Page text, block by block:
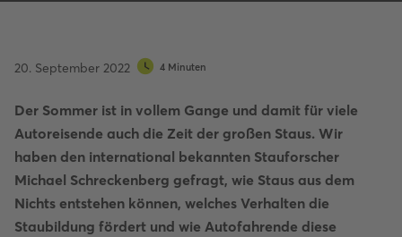
20. September 2022 4 Minuten
Der Sommer ist in vollem Gange und damit für viele
Autoreisende auch die Zeit der großen Staus. Wir
haben den international bekannten Stauforscher
Michael Schreckenberg gefragt, wie Staus aus dem
Nichts entstehen können, welches Verhalten die
Staubildung fördert und wie Autofahrende diese